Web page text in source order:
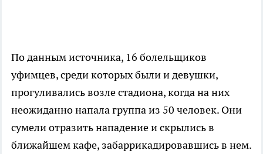
По данным источника, 16 болельщиков
уфимцев, среди которых были и девушки,
прогуливались возле стадиона, когда на них
неожиданно напала группа из 50 человек. Они
сумели отразить нападение и скрылись в
ближайшем кафе, забаррикадировавшись в нем.